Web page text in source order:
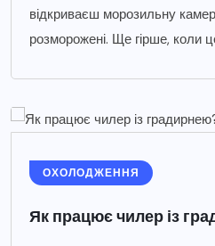
відкриваєш морозильну
розморожені. Ще гірше, коли
ОХОЛОДЖЕННЯ
Як працює чилер із